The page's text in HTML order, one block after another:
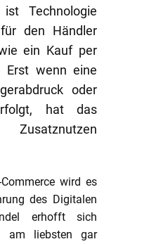
Technologie
den Händler
ein Kauf per
Erst wenn eine
oder
hat das
wird es
des Digitalen
erhofft sich
am liebsten gar